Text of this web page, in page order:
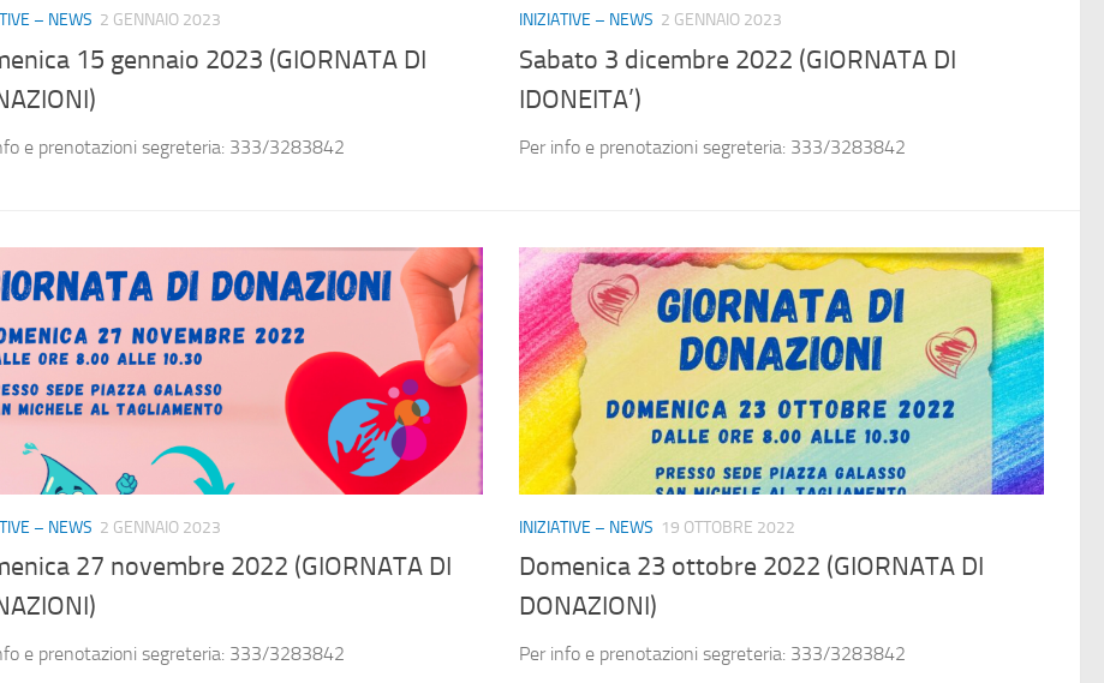
– NEWS 2 GENNAIO 2023
15 gennaio 2023 (GIORNATA DI
e prenotazioni segreteria: 333/3283842
INIZIATIVE – NEWS 2 GENNAIO 2023
Sabato 3 dicembre 2022 (GIORNATA DI
IDONEITA’)
Per info e prenotazioni segreteria: 333/3283842
– NEWS 2 GENNAIO 2023
27 novembre 2022 (GIORNATA DI
e prenotazioni segreteria: 333/3283842
INIZIATIVE – NEWS 19 OTTOBRE 2022
Domenica 23 ottobre 2022 (GIORNATA DI
DONAZIONI)
Per info e prenotazioni segreteria: 333/3283842